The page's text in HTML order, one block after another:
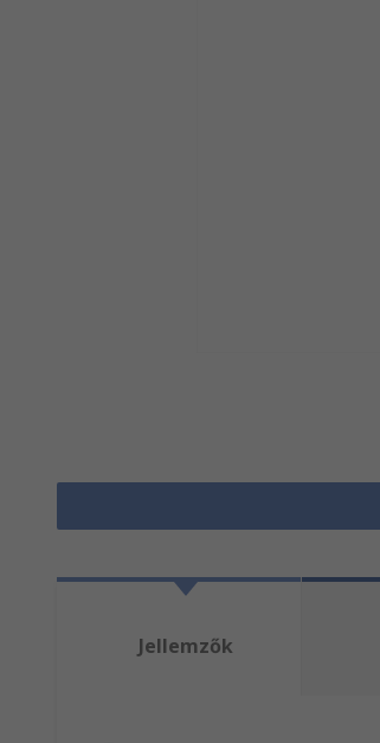
Jellemzők